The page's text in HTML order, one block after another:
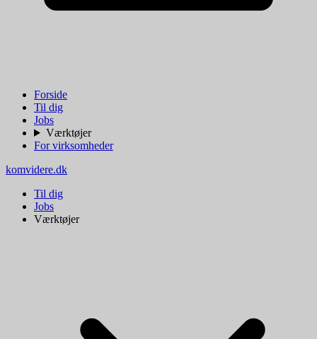
Forside
Til dig
Jobs
Værktøjer
For virksomheder
komvidere.dk
Til dig
Jobs
Værktøjer